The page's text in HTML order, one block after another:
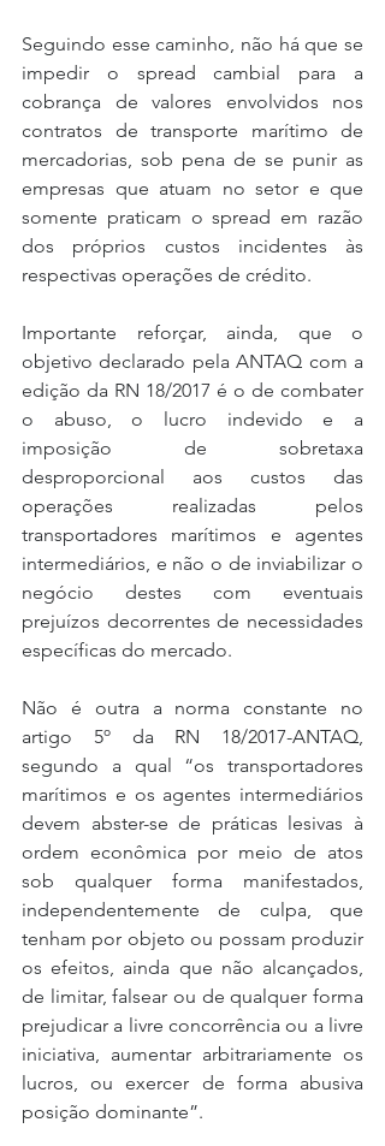
Seguindo esse caminho, não há que se
impedir o spread cambial para a
cobrança de valores envolvidos nos
contratos de transporte marítimo de
mercadorias, sob pena de se punir as
empresas que atuam no setor e que
somente praticam o spread em razão
dos próprios custos incidentes às
respectivas operações de crédito.
Importante reforçar, ainda, que o
objetivo declarado pela ANTAQ com a
edição da RN 18/2017 é o de combater
o abuso, o lucro indevido e a
imposição de sobretaxa
desproporcional aos custos das
operações realizadas pelos
transportadores marítimos e agentes
intermediários, e não o de inviabilizar o
negócio destes com eventuais
prejuízos decorrentes de necessidades
específicas do mercado.
Não é outra a norma constante no
artigo 5º da RN 18/2017-ANTAQ,
segundo a qual “os transportadores
marítimos e os agentes intermediários
devem abster-se de práticas lesivas à
ordem econômica por meio de atos
sob qualquer forma manifestados,
independentemente de culpa, que
tenham por objeto ou possam produzir
os efeitos, ainda que não alcançados,
de limitar, falsear ou de qualquer forma
prejudicar a livre concorrência ou a livre
iniciativa, aumentar arbitrariamente os
lucros, ou exercer de forma abusiva
posição dominante”.